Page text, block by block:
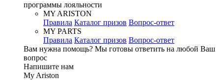
программы лояльности
MY ARISTON
Правила Каталог призов Вопрос-ответ
MY PARTS
Правила Каталог призов Вопрос-ответ
Вам нужна помощь? Мы готовы ответить на любой Ваш
вопрос
Напишите нам
My Ariston